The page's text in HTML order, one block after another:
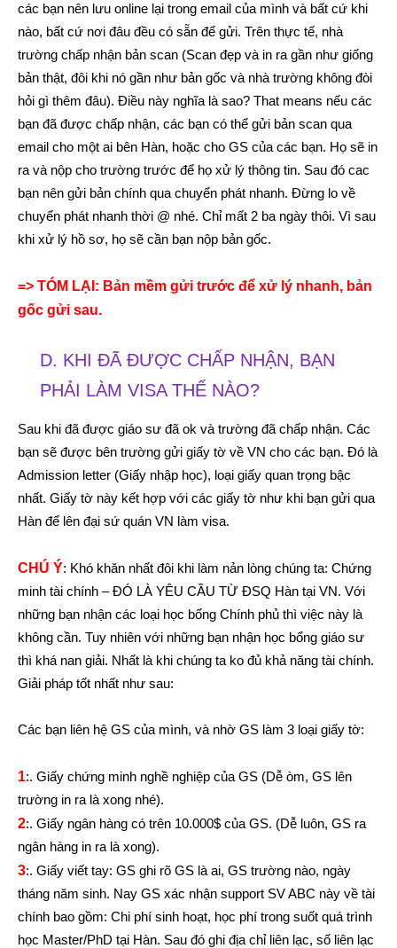
các bạn nên lưu online lại trong email của mình và bất cứ khi
nào, bất cứ nơi đâu đều có sẵn để gửi. Trên thực tế, nhà
trường chấp nhận bản scan (Scan đẹp và in ra gần như giống
bản thật, đôi khi nó gần như bản gốc và nhà trường không đòi
hỏi gì thêm đâu). Điều này nghĩa là sao? That means nếu các
bạn đã được chấp nhận, các bạn có thể gửi bản scan qua
email cho một ai bên Hàn, hoặc cho GS của các bạn. Họ sẽ in
ra và nộp cho trường trước để họ xử lý thông tin. Sau đó cac
bạn nên gửi bản chính qua chuyển phát nhanh. Đừng lo về
chuyển phát nhanh thời @ nhé. Chỉ mất 2 ba ngày thôi. Vì sau
khi xử lý hồ sơ, họ sẽ cần bạn nộp bản gốc.
=> TÓM LẠI: Bản mềm gửi trước để xử lý nhanh, bản
gốc gửi sau.
D. KHI ĐÃ ĐƯỢC CHẤP NHẬN, BẠN
PHẢI LÀM VISA THẾ NÀO?
Sau khi đã được giáo sư đã ok và trường đã chấp nhận. Các
bạn sẽ được bên trường gửi giấy tờ về VN cho các bạn. Đó là
Admission letter (Giấy nhập học), loại giấy quan trọng bậc
nhất. Giấy tờ này kết hợp với các giấy tờ như khi bạn gửi qua
Hàn để lên đại sứ quán VN làm visa.
CHÚ Ý: Khó khăn nhất đôi khi làm nản lòng chúng ta: Chứng
minh tài chính – ĐÓ LÀ YÊU CẦU TỪ ĐSQ Hàn tại VN. Với
những bạn nhận các loại học bổng Chính phủ thì việc này là
không cần. Tuy nhiên với những bạn nhận học bổng giáo sư
thì khá nan giải. Nhất là khi chúng ta ko đủ khả năng tài chính.
Giải pháp tốt nhất như sau:
Các bạn liên hệ GS của mình, và nhờ GS làm 3 loại giấy tờ:
1:. Giấy chứng minh nghề nghiệp của GS (Dễ òm, GS lên
trường in ra là xong nhé).
2:. Giấy ngân hàng có trên 10.000$ của GS. (Dễ luôn, GS ra
ngân hàng in ra là xong).
3:. Giấy viết tay: GS ghi rõ GS là ai, GS trường nào, ngày
tháng năm sinh. Nay GS xác nhận support SV ABC này về tài
chính bao gồm: Chi phí sinh hoạt, học phí trong suốt quá trình
học Master/PhD tại Hàn. Sau đó ghi địa chỉ liên lạc, số liên lạc